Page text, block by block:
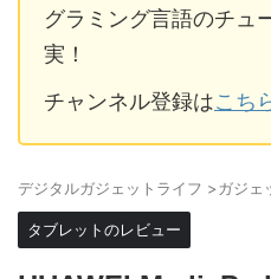
グラミング言語のチュ
実！
チャンネル登録はこち
デジタルガジェットライフ >ガジェ
タブレットのレビュー